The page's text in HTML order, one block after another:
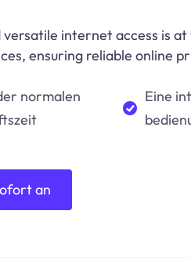
versatile internet access is
ensuring reliable online
normalen
Eine
an